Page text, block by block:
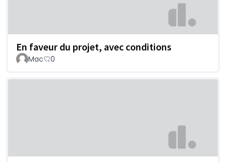
En faveur du projet, avec conditions
Mac 0